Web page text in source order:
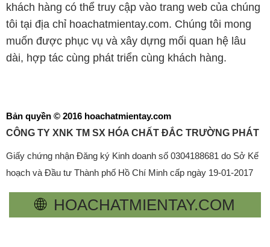
khách hàng có thể truy cập vào trang web của chúng
tôi tại địa chỉ hoachatmientay.com. Chúng tôi mong
muốn được phục vụ và xây dựng mối quan hệ lâu
dài, hợp tác cùng phát triển cùng khách hàng.
Bản quyền © 2016 hoachatmientay.com
CÔNG TY XNK TM SX HÓA CHẤT ĐẮC TRƯỜNG PHÁT
Giấy chứng nhận Đăng ký Kinh doanh số 0304188681 do Sở Kế
hoạch và Đầu tư Thành phố Hồ Chí Minh cấp ngày 19-01-2017
🌐 HOACHATMIENTAY.COM